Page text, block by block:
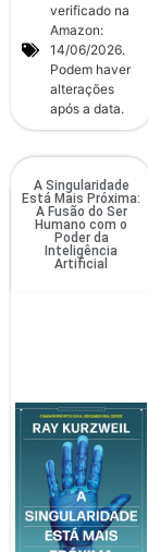
verificado na
Amazon:
14/06/2026.
Podem haver
alterações
após a data.
A Singularidade
Está Mais Próxima:
A Fusão do Ser
Humano com o
Poder da
Inteligência
Artificial